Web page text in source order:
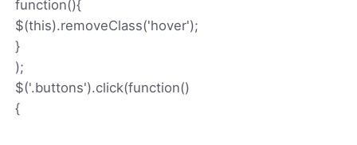
function(){
$(this).removeClass('hover');
}
);
$('.buttons').click(function()
{